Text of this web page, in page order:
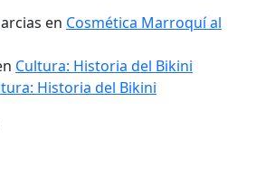
en Cosmética Marroquí al
Cultura: Historia del Bikini
Historia del Bikini